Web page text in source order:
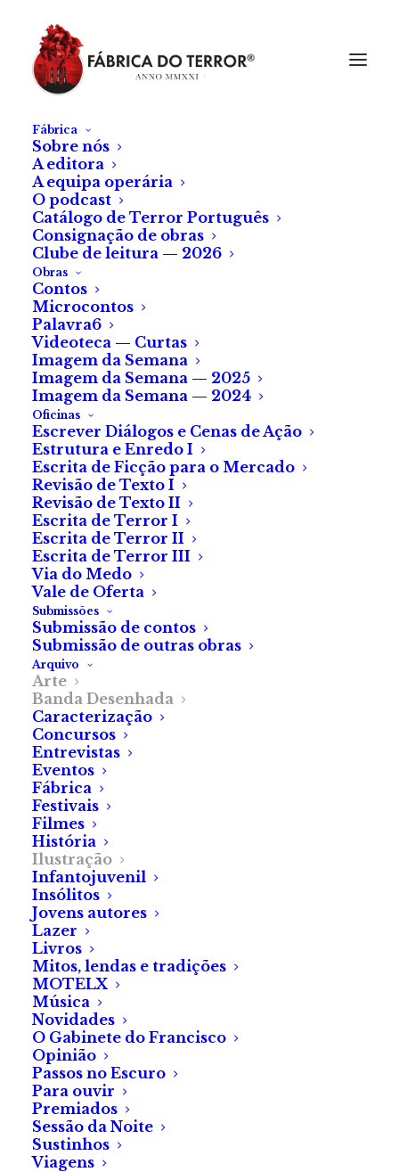
Fábrica
Sobre nós
A editora
A equipa operária
O podcast
Catálogo de Terror Português
Consignação de obras
Clube de leitura — 2026
Obras
Contos
Microcontos
Palavra6
Videoteca — Curtas
Imagem da Semana
Imagem da Semana — 2025
Imagem da Semana — 2024
Oficinas
Escrever Diálogos e Cenas de Ação
Estrutura e Enredo I
Escrita de Ficção para o Mercado
Revisão de Texto I
Revisão de Texto II
Escrita de Terror I
Escrita de Terror II
Escrita de Terror III
Via do Medo
Vale de Oferta
Submissões
Submissão de contos
Submissão de outras obras
Arquivo
Arte
Banda Desenhada
Caracterização
Concursos
Entrevistas
Eventos
Fábrica
Festivais
Filmes
História
Ilustração
Infantojuvenil
Insólitos
Jovens autores
Lazer
Livros
Mitos, lendas e tradições
MOTELX
Música
Novidades
O Gabinete do Francisco
Opinião
Passos no Escuro
Para ouvir
Premiados
Sessão da Noite
Sustinhos
Viagens
Exposição da arte de
Jayme Cortez
Na Bedeteca da
Amadora, até 30 de
outubro
Como parte do 33.º Festival
Internacional de Banda
Desenhada, o
apresenta uma exposição de
alguns trabalhos artísticos do
ilustrador luso-brasileiro
Pedro Lucas Martins